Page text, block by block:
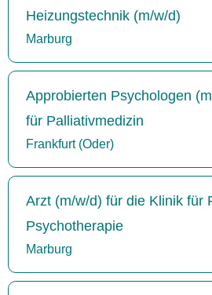
Heizungstechnik (m/w/d)
Marburg
Approbierten Psychologen
für Palliativmedizin
Frankfurt (Oder)
Arzt (m/w/d) für die Klinik für
Psychotherapie
Marburg